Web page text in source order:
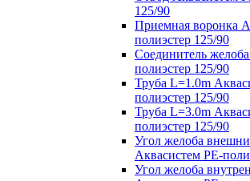
125/90
Приемная воронка
полиэстер 125/90
Соединитель
полиэстер 125/90
Труба L=1.0m
полиэстер 125/90
Труба L=3.0m
полиэстер 125/90
Угол желоба
Аквасистем PE-
Угол желоба